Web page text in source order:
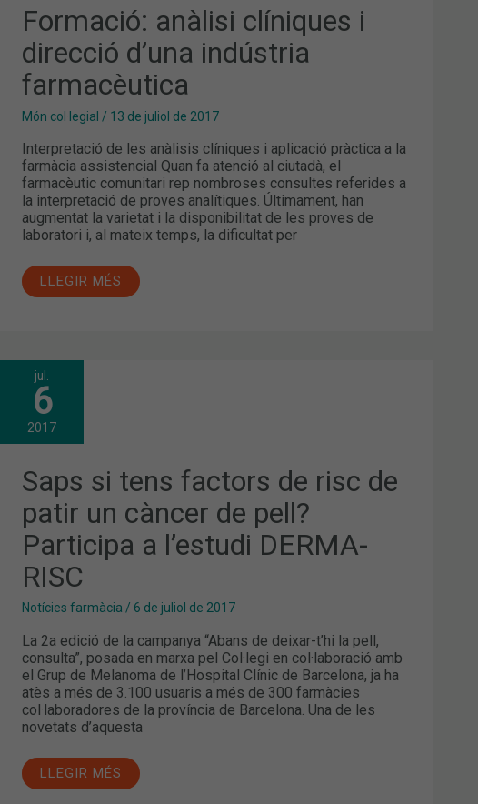
Formació: anàlisi clíniques i
direcció d’una indústria
farmacèutica
Món col·legial / 13 de juliol de 2017
Interpretació de les anàlisis clíniques i aplicació pràctica a la
farmàcia assistencial Quan fa atenció al ciutadà, el
farmacèutic comunitari rep nombroses consultes referides a
la interpretació de proves analítiques. Últimament, han
augmentat la varietat i la disponibilitat de les proves de
laboratori i, al mateix temps, la dificultat per
FARMACÈUTICA
LLEGIR MÉS
jul.
6
2017
Saps si tens factors de risc de
patir un càncer de pell?
Participa a l’estudi DERMA-
RISC
Notícies farmàcia / 6 de juliol de 2017
La 2a edició de la campanya “Abans de deixar-t’hi la pell,
consulta”, posada en marxa pel Col·legi en col·laboració amb
el Grup de Melanoma de l’Hospital Clínic de Barcelona, ja ha
atès a més de 3.100 usuaris a més de 300 farmàcies
col·laboradores de la província de Barcelona. Una de les
novetats d’aquesta
SAPS
SI
TENS
FACTORS
DE
PATIR
UN
CÀNCER
DE
PELL?
PARTICIPA
A
L’ESTUDI
DERMA-
RISC
LLEGIR MÉS